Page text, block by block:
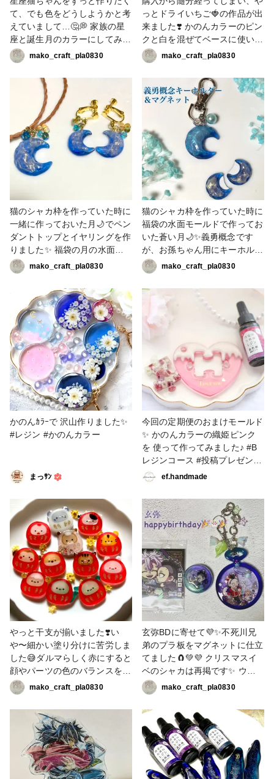
て、でも色をどうしようかと考
えていまして…🤔💭 家族の星
座と誕生月のカラーにしてみま
した☺️ 私と主人が乙女座の8月
と9月、娘と息子が水瓶座の1
月と2月！なので、8月の猫ち
ゃんをペリドット、9月をサフ
ァイア、1月はガーネット、2
月はアメジストのイメージで制
作✨ペリドットは月影グリーン
と黄色を混ぜ、濃淡のグラデー
ション。サファイアは星くずネ
イビー、彦星ブルー、宵闇グレ
クに赤、宵闇グレーを混ぜたら
いい感じ❣️アメジストは夜明け
パープルに宵闇グレーを混ぜま
した💜耳先としっぽの先はグレ
ーです🩶 裏に透けているのは
天の川🌌表に夜空のホロやラ
の星座猫ちゃんの完成🐱✨ #か
のんカラー作品コンテスト #キ
ーホルダー #かのんカラー
mako_craft_pla0830
っとドライいちご🍓の作品が出
来ました❣️ かのんカラーのピン
クと白を混ぜてベースに使いま
した😊 いちご🍓可愛いですね
💕︎💕︎もっとお花とのバランスが
上手くなると良いのですが🤭
キーホルダーにする予定です✨
#かのんカラー作品コンテスト
#春の作品コンテスト2026 #キ
ーホルダー #かのんカラー
mako_craft_pla0830
猫のシャカ枠を作っていた時に
一緒に作っておいた月🌙でペン
ダントトップとイヤリングを作
りました✨ 福袋の月の水面モ
ールドに液体ラメのオーロラゴ
ールドを混ぜたレジンを流し
て、背景はかのんカラーの彦星
ブルーです💙 合わせるビーズ
選びをあーでもないこーでもな
いと悩んで、ラフカットのチェ
コビーズの4mmと5mm、義勇
さんの羽織のあの柄のような色
合いのファルファッレを組み合
わせて義勇概念アクセになりま
した💙✨イヤリングの方は
2mmのビーズをアクセントに
してます😊✨ 液体ラメは分量
によって色々な表情を見せてく
た❣️ 作っていて楽しいです🥰💙
✨ #croccha福袋2026 #ネック
ー部 #液体ラメ #かのんカラー
#冨岡義勇
mako_craft_pla0830
猫のシャカ枠を作っていた時に
福袋の水面モールドで作ってお
いた蒼い月🌙✨義勇概念です
が、お孫ちゃん用にキーホルダ
ーとマグネットにしました💙✨
マグネット遊びが大好きなんで
す🤭 大きい方は液体ラメのオ
ーロラブルー、小さい方はオー
ロラゴールドを混ぜたレジンを
流して、かのんカラーの彦星ブ
ルーを背景に💙液体ラメは混ぜ
るだけでホワイトベースのキラ
キラになるのでとても綺麗です
ね🥰マグネットシートにはぺた
りんで着けて、掴みやすいよう
に少しシートを残してます。義
勇さんも好きだし、気に入って
くれるかな？ #croccha福袋
2026 #キーホルダー #マグネッ
ト #液体ラメ #かのんカラー #
mako_craft_pla0830
かのんｶﾗｰで 沢山作りました✨️
#レジン #かのんカラー
まっｻﾝ
今回の定期便のおまけモールド
✨ かのんカラーの織姫ピンク
を 使って作ってみました♪ #B
レジンコース #投稿プレゼント
キャンペーン2026 #レジン #レ
ー
ef.handmade
やっと干支が揃いました❣️い
や〜細かい塗り分けに苦労しま
した😅ダルマらしく赤にすると
顔やパーツの色のバランスを考
えるのが大変でした💦マットに
すると硬化不良もあるので半透
明にして最後に裏に薄い白レジ
ンに液体ラメのクリアゴールド
を混ぜて裏もおめでたさを出し
ました✨赤にも液体ラメを混ぜ
てます。今年の午はかのんカラ
ーのピンクに白と液体ラメのピ
mako_craft_pla0830
玄弥BDに寄せて💜✨不死川兄
弟のプラ板をマグネットに仕立
てました🧲💚💜 クリスマスイ
ベのシャカは再掲です✨ ウエ
ハースのシールからトレスして
着彩ᝰ✍🏻焼き上がりにレジン
仕上げをして市販のマグネット
の表面をヤスリがけ🧲 ここで2
人のイメージカラーをかのんカ
ラーのグリーンとパープルに液
体ラメのオーロラエメラルドと
パープルを直接マグネットに乗
mako_craft_pla0830